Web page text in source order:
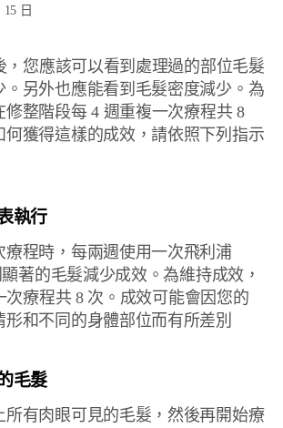
日
，您應該可以看到處理過的部位毛髮
。另外也應能看到毛髮密度減少。為
整階段每 4 週重複一次療程共 8
何獲得這樣的成效，請依照下列指示
執行
療程時，每兩週使用一次飛利浦
著的毛髮減少成效。為維持成效，
次療程共 8 次。成效可能會因您的
和不同的身體部位而有所差別
毛髮
所有肉眼可見的毛髮，然後再開始療